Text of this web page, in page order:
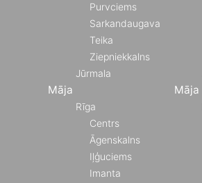
Purvciems
Sarkandaugava
Teika
Ziepniekkalns
Jūrmala
Māja
Rīga
Centrs
Āgenskalns
Iļģuciems
Imanta
Māja